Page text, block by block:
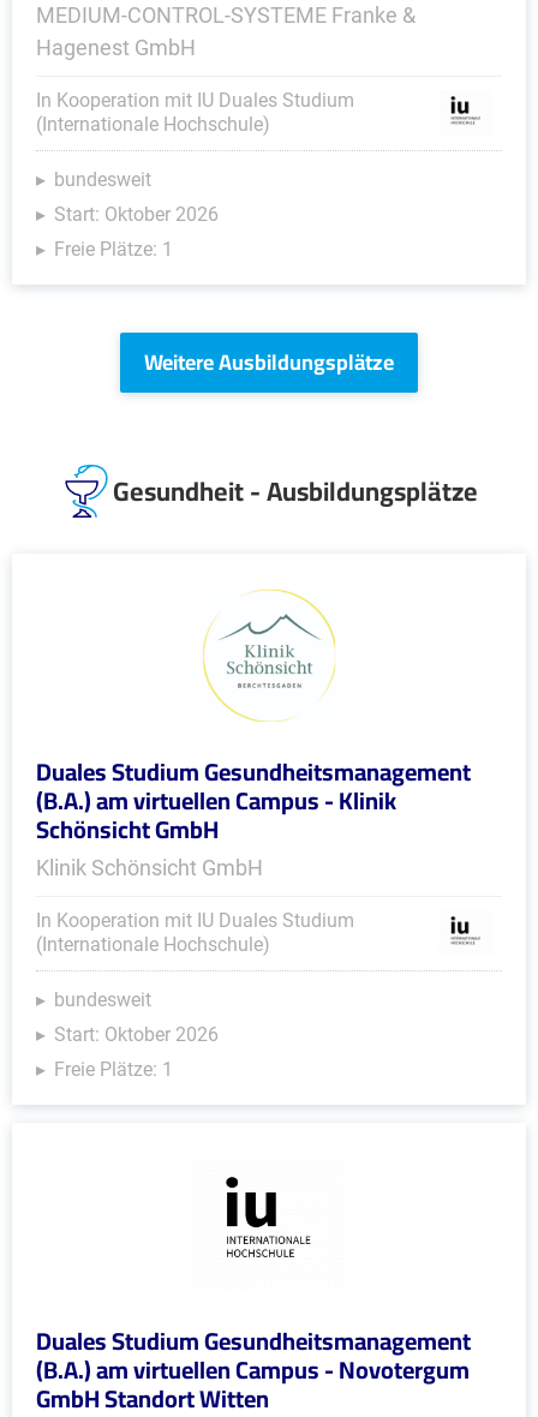
MEDIUM-CONTROL-SYSTEME Franke &
Hagenest GmbH
In Kooperation mit IU Duales Studium
(Internationale Hochschule)
bundesweit
Start: Oktober 2026
Freie Plätze: 1
Weitere Ausbildungsplätze
Gesundheit - Ausbildungsplätze
Duales Studium Gesundheitsmanagement
(B.A.) am virtuellen Campus - Klinik
Schönsicht GmbH
Klinik Schönsicht GmbH
In Kooperation mit IU Duales Studium
(Internationale Hochschule)
bundesweit
Start: Oktober 2026
Freie Plätze: 1
Duales Studium Gesundheitsmanagement
(B.A.) am virtuellen Campus - Novotergum
GmbH Standort Witten